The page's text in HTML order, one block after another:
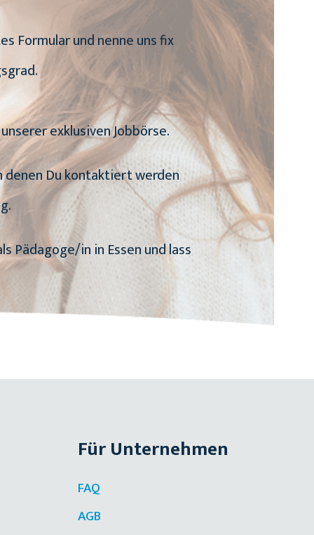
Formular und nenne uns fix
exklusiven Jobbörse.
denen Du kontaktiert werden
Pädagoge/in in Essen und lass
Für Unternehmen
FAQ
AGB